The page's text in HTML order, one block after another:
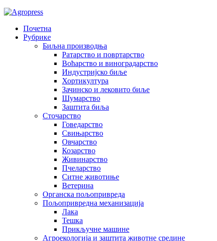
Почетна
Рубрике
Биљна производња
Ратарство и повртарство
Воћарство и виноградарство
Индустријско биље
Хортикултура
Зачинско и лековито биље
Шумарство
Заштита биља
Сточарство
Говедарство
Свињарство
Овчарство
Козарство
Живинарство
Пчеларство
Ситне животиње
Ветерина
Органска пољопривреда
Пољопривредна механизација
Лака
Тешка
Прикључне машине
Агроекологија и заштита животне средине